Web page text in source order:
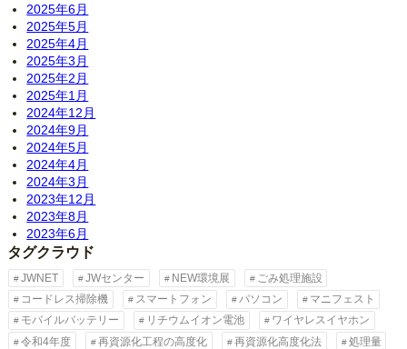
2025年6月
2025年5月
2025年4月
2025年3月
2025年2月
2025年1月
2024年12月
2024年9月
2024年5月
2024年4月
2024年3月
2023年12月
2023年8月
2023年6月
タグクラウド
JWNET JWセンター NEW環境展
ごみ処理施設
コードレス掃除機
スマートフォン パソコン
マニフェスト
モバイルバッテリー
リチウムイオン電池
ワイヤレスイヤホン
令和4年度
再資源化工程の高度化 再資源化高度化法
処理量